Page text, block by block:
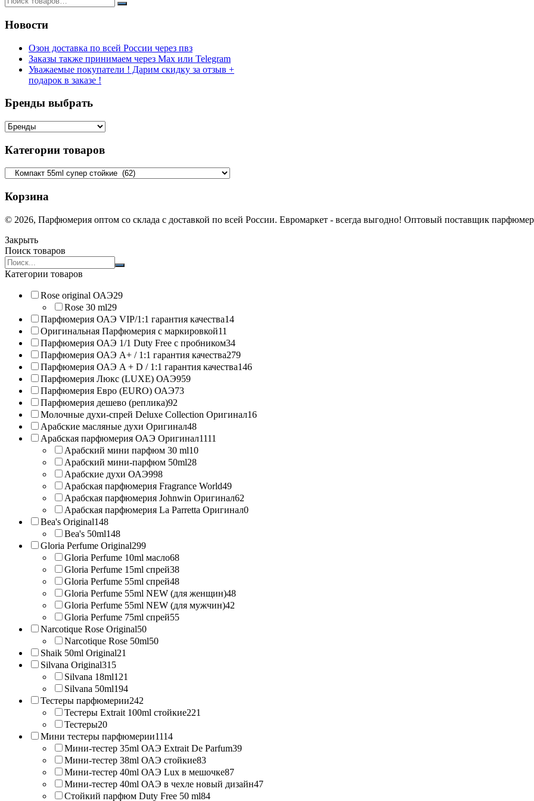
Новости
Озон доставка по всей России через пвз
Заказы также принимаем через Max или Telegram
Уважаемые покупатели ! Дарим скидку за отзыв +
подарок в заказе !
Бренды выбрать
Категории товаров
Корзина
© 2026, Парфюмерия оптом со склада с доставкой по всей России. Евромаркет - всегда выгодно! Оптовый поставщик
Закрыть
Поиск товаров
Search
products:
Категории товаров
Rose original ОАЭ29
Rose 30 ml29
Парфюмерия ОАЭ VIP/1:1 гарантия качества14
Оригинальная Парфюмерия с маркировкой11
Парфюмерия ОАЭ 1/1 Duty Free с пробником34
Парфюмерия ОАЭ A+ / 1:1 гарантия качества279
Парфюмерия ОАЭ A + D / 1:1 гарантия качества146
Парфюмерия Люкс (LUXE) ОАЭ959
Парфюмерия Евро (EURO) ОАЭ73
Парфюмерия дешево (реплика)92
Молочные духи-спрей Deluxe Collection Оригинал16
Арабские масляные духи Оригинал48
Арабская парфюмерия ОАЭ Оригинал1111
Арабский мини парфюм 30 ml10
Арабский мини-парфюм 50ml28
Арабские духи ОАЭ998
Арабская парфюмерия Fragrance World49
Арабская парфюмерия Johnwin Оригинал62
Арабская парфюмерия La Parretta Оригинал0
Bea's Original148
Bea's 50ml148
Gloria Perfume Original299
Gloria Perfume 10ml масло68
Gloria Perfume 15ml спрей38
Gloria Perfume 55ml спрей48
Gloria Perfume 55ml NEW (для женщин)48
Gloria Perfume 55ml NEW (для мужчин)42
Gloria Perfume 75ml спрей55
Narcotique Rose Original50
Narcotique Rose 50ml50
Shaik 50ml Original21
Silvana Original315
Silvana 18ml121
Silvana 50ml194
Тестеры парфюмерии242
Тестеры Extrait 100ml стойкие221
Тестеры20
Мини тестеры парфюмерии1114
Мини-тестер 35ml ОАЭ Extrait De Parfum39
Мини-тестер 38ml ОАЭ стойкие83
Мини-тестер 40ml ОАЭ Lux в мешочке87
Мини-тестер 40ml ОАЭ в чехле новый дизайн47
Стойкий парфюм Duty Free 50 ml84